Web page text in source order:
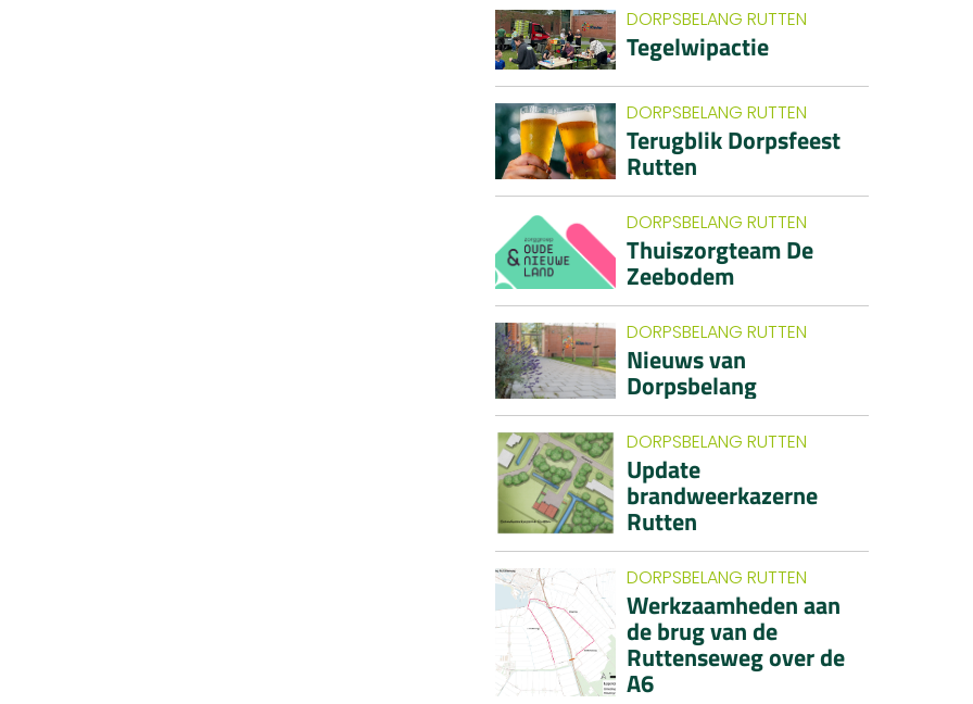
DORPSBELANG RUTTEN
Tegelwipactie
DORPSBELANG RUTTEN
Terugblik Dorpsfeest
Rutten
DORPSBELANG RUTTEN
Thuiszorgteam De
Zeebodem
DORPSBELANG RUTTEN
Nieuws van
Dorpsbelang
DORPSBELANG RUTTEN
Update
brandweerkazerne
Rutten
DORPSBELANG RUTTEN
Werkzaamheden aan
de brug van de
Ruttenseweg over de
A6